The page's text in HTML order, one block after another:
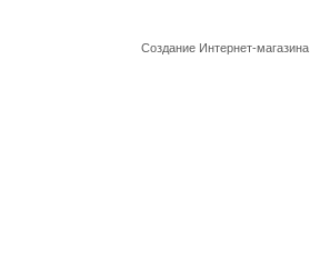
Создание Интернет-магазина